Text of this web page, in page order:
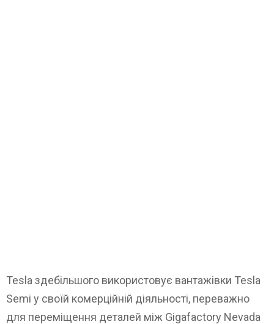
Tesla здебільшого використовує вантажівки Tesla
Semi у своїй комерційній діяльності, переважно
для переміщення деталей між Gigafactory Nevada